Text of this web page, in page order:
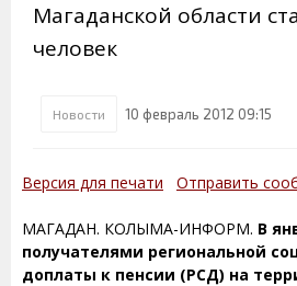
Магаданской области
человек
Новости 10 февраль 2012 09:15
Версия для печати Отправить
МАГАДАН. КОЛЫМА-ИНФОРМ. В
получателями региональной
доплаты к пенсии (РСД) на